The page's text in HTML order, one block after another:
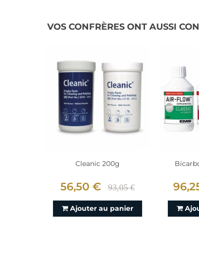
VOS CONFRÈRES ONT AUSSI
Cleanic 200g
56,50 € 93,05 €
Ajouter au panier